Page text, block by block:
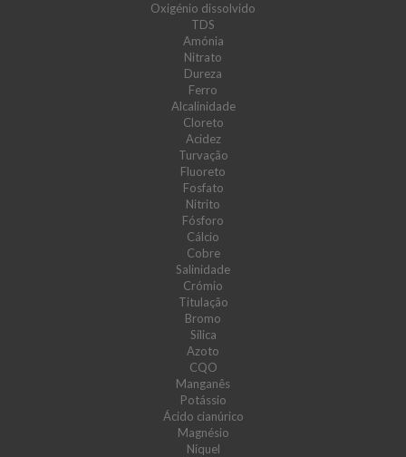
Oxigénio dissolvido
TDS
Amónia
Nitrato
Dureza
Ferro
Alcalinidade
Cloreto
Acidez
Turvação
Fluoreto
Fosfato
Nitrito
Fósforo
Cálcio
Cobre
Salinidade
Crómio
Titulação
Bromo
Sílica
Azoto
CQO
Manganês
Potássio
Ácido cianúrico
Magnésio
Níquel